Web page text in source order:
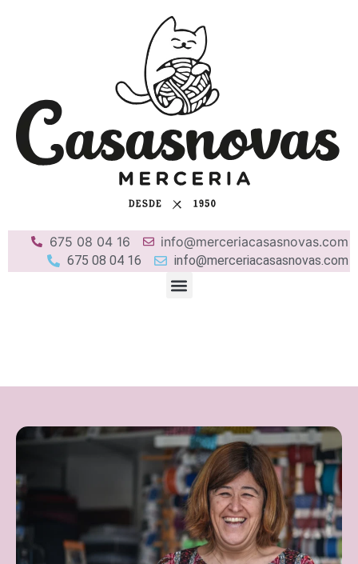
675 08 04 16 info@merceriacasasnovas.com
675 08 04 16 info@merceriacasasnovas.com